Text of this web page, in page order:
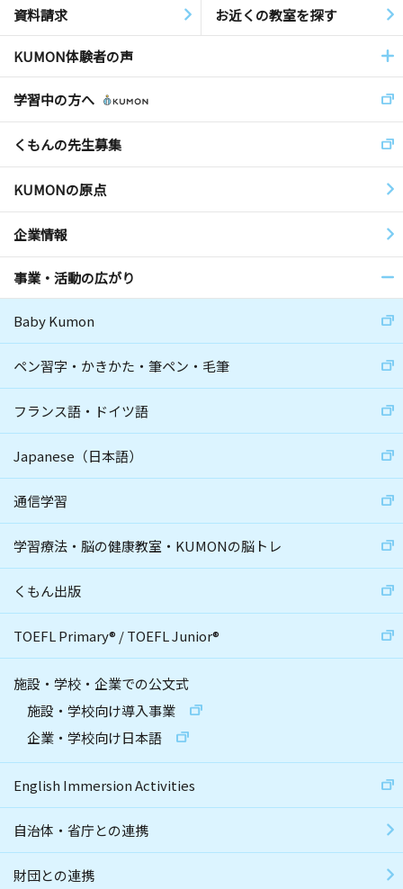
資料請求 お近くの教室を探す
KUMON体験者の声
学習中の方へ
くもんの先生募集
KUMONの原点
企業情報
事業・活動の広がり
Baby Kumon
ペン習字・かきかた・筆ペン・毛筆
フランス語・ドイツ語
Japanese（日本語）
通信学習
学習療法・脳の健康教室・KUMONの脳トレ
くもん出版
TOEFL Primary® /TOEFL Junior®
施設・学校・企業での公文式
施設・学校向け導入事業
企業・学校向け日本語
English Immersion Activities
自治体・省庁との連携
財団との連携